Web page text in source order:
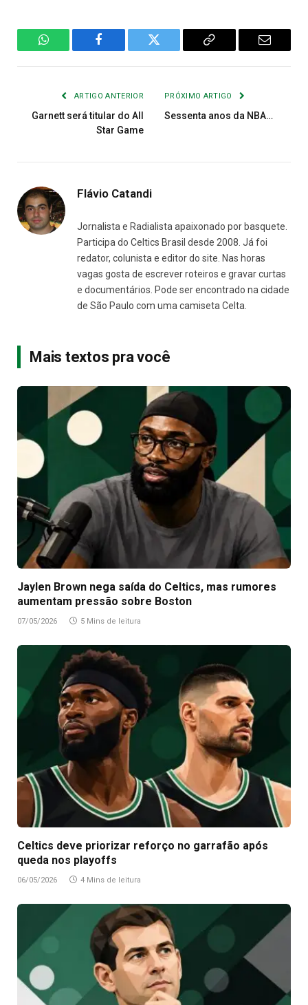
WhatsAppFacebook Twitter
Copiar
E-
ARTIGO ANTERIOR
Garnett será titular do All
Star Game
PRÓXIMO ARTIGO
Sessenta anos da NBA…
Flávio Catandi
Jornalista e Radialista apaixonado por basquete.
Participa do Celtics Brasil desde 2008. Já foi
redator, colunista e editor do site. Nas horas
vagas gosta de escrever roteiros e gravar curtas
e documentários. Pode ser encontrado na cidade
de São Paulo com uma camiseta Celta.
Mais textos pra você
Jaylen Brown nega saída do Celtics, mas rumores
aumentam pressão sobre Boston
07/05/2026 5 Mins de leitura
Celtics deve priorizar reforço no garrafão após
queda nos playoffs
06/05/2026 4 Mins de leitura